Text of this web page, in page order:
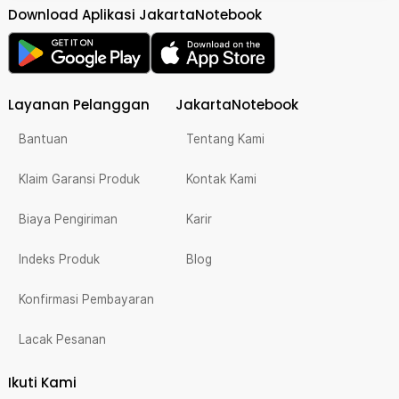
Download Aplikasi JakartaNotebook
Layanan Pelanggan
Bantuan
Klaim Garansi Produk
Biaya Pengiriman
Indeks Produk
Konfirmasi Pembayaran
Lacak Pesanan
JakartaNotebook
Tentang Kami
Kontak Kami
Karir
Blog
Ikuti Kami